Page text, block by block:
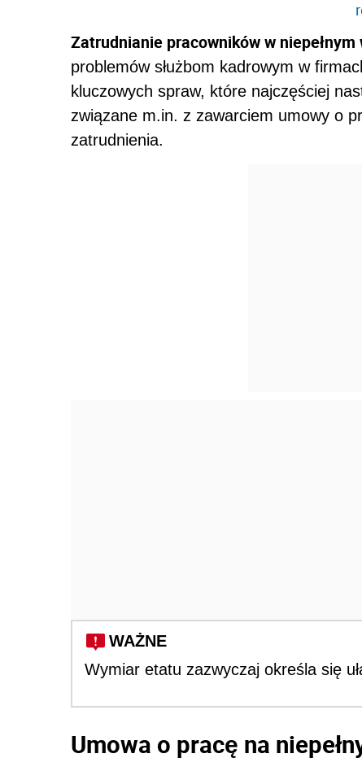
Zatrudnianie pracowników w
problemów służbom kadrowym w
kluczowych spraw, które najczęściej
związane m.in. z zawarciem umowy o
zatrudnienia.
WAŻNE
Wymiar etatu zazwyczaj określa się
Umowa o pracę na